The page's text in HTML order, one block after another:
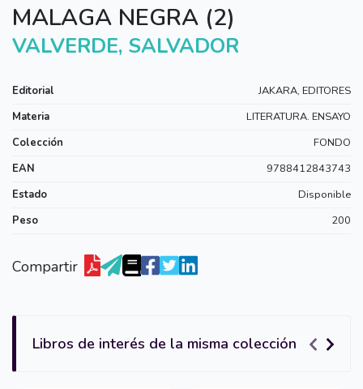
MALAGA NEGRA (2)
VALVERDE, SALVADOR
Editorial
JAKARA, EDITORES
Materia
LITERATURA. ENSAYO
Colección
FONDO
EAN
9788412843743
Estado
Disponible
Peso
200
Compartir
Libros de interés de la misma colección